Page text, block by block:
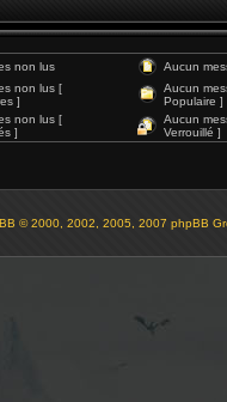
non lus Aucun
non lus [
]
Aucun
Populaire ]
non lus [
]
Aucun
Verrouillé ]
© 2000, 2002, 2005, 2007 phpBB